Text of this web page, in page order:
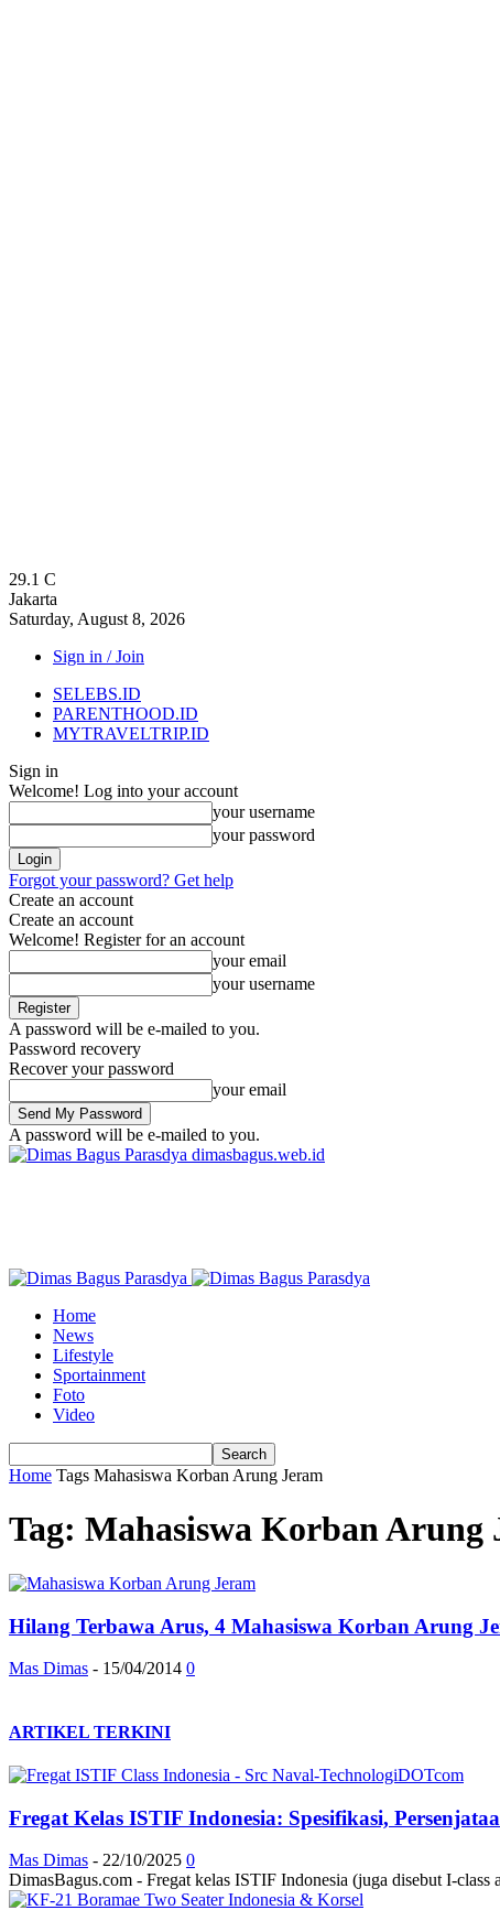
29.1 C
Jakarta
Saturday, August 8, 2026
Sign in / Join
SELEBS.ID
PARENTHOOD.ID
MYTRAVELTRIP.ID
Sign in
Welcome! Log into your account
your username
your password
Forgot your password? Get help
Create an account
Create an account
Welcome! Register for an account
your email
your username
A password will be e-mailed to you.
Password recovery
Recover your password
your email
A password will be e-mailed to you.
dimasbagus.web.id
Home
News
Lifestyle
Sportainment
Foto
Video
Home Tags Mahasiswa Korban Arung Jeram
Tag: Mahasiswa Korban Arung
Hilang Terbawa Arus, 4 Mahasiswa Korban Arung
Mas Dimas - 15/04/2014 0
ARTIKEL TERKINI
Fregat Kelas ISTIF Indonesia: Spesifikasi,
Mas Dimas - 22/10/2025 0
DimasBagus.com - Fregat kelas ISTIF Indonesia (juga disebut I-